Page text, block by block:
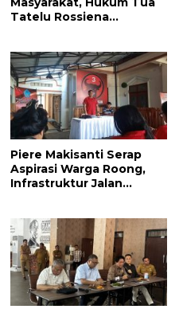
Tatelu Rossiena
Anggota DPRD Henry
Walukow
Piere Makisanti Serap
Aspirasi Warga Roong,
Infrastruktur Jalan